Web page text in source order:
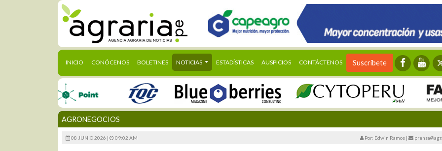
INICIO (CURRENT)
CONÓCENOS BOLETINES NOTICIAS ESTADÍSTICAS AUSPICIOS CONTÁCTENOS Suscríbete
AGRONEGOCIOS
08 JUNIO 2026 | 09:02 AM Por: Edwin Ramos |